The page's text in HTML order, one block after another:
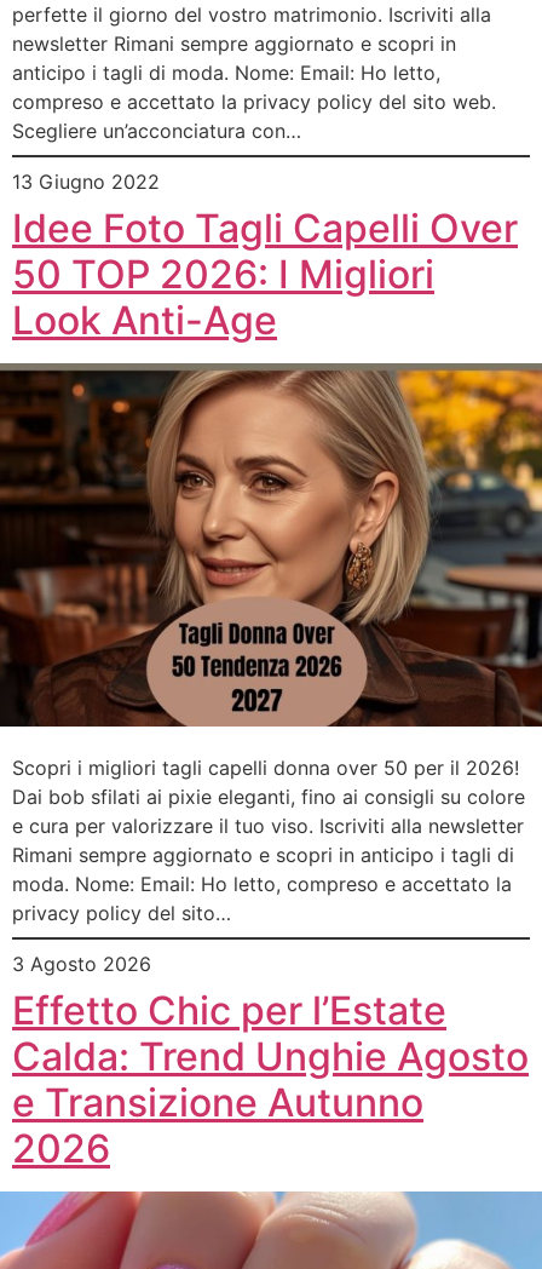
perfette il giorno del vostro matrimonio. Iscriviti alla
newsletter Rimani sempre aggiornato e scopri in
anticipo i tagli di moda. Nome: Email: Ho letto,
compreso e accettato la privacy policy del sito web.
Scegliere un’acconciatura con…
13 Giugno 2022
Idee Foto Tagli Capelli Over
50 TOP 2026: I Migliori
Look Anti-Age
Scopri i migliori tagli capelli donna over 50 per il 2026!
Dai bob sfilati ai pixie eleganti, fino ai consigli su colore
e cura per valorizzare il tuo viso. Iscriviti alla newsletter
Rimani sempre aggiornato e scopri in anticipo i tagli di
moda. Nome: Email: Ho letto, compreso e accettato la
privacy policy del sito…
3 Agosto 2026
Effetto Chic per l’Estate
Calda: Trend Unghie Agosto
e Transizione Autunno
2026